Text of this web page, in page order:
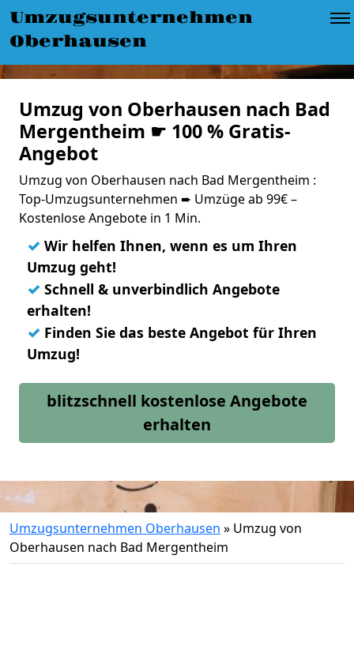
Umzugsunternehmen
Oberhausen
Umzug von Oberhausen nach Bad
Mergentheim ☛ 100 % Gratis-
Angebot
Umzug von Oberhausen nach Bad Mergentheim :
Top-Umzugsunternehmen ➨ Umzüge ab 99€ –
Kostenlose Angebote in 1 Min.
✓ Wir helfen Ihnen, wenn es um Ihren
Umzug geht!
✓ Schnell & unverbindlich Angebote
erhalten!
✓ Finden Sie das beste Angebot für Ihren
Umzug!
blitzschnell kostenlose Angebote
erhalten
Umzugsunternehmen Oberhausen » Umzug von
Oberhausen nach Bad Mergentheim